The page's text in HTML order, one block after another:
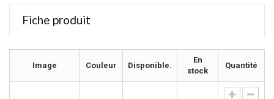
Fiche produit
Image Couleur Disponible.
En
stock
Quantité